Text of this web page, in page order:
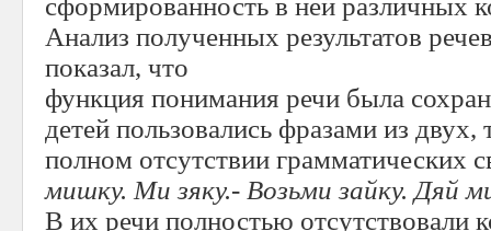
сформированность в ней различных
Анализ полученных результатов
показал, что
функция понимания речи была
детей пользовались фразами из
полном отсутствии грамматических
мишку. Ми зяку.- Возьми зайку. Дяй
В их речи полностью отсутствовали